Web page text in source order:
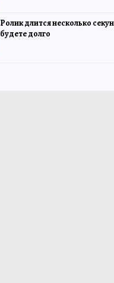
Ролик длится несколько
будете долго